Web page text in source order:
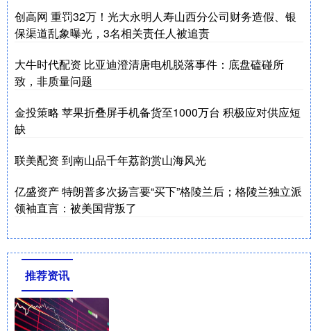
创高网 重罚32万！光大永明人寿山西分公司财务造假、银
保渠道乱象曝光，3名相关责任人被追责
大牛时代配资 比亚迪澄清唐电机脱落事件：底盘磕碰所
致，非质量问题
金投策略 苹果折叠屏手机备货至1000万台 积极应对供应短
缺
联美配资 到南山品千年荔韵赏山海风光
亿盛资产 特朗普多次扬言要“买下”格陵兰后；格陵兰独立派
领袖直言：被美国背叛了
推荐资讯